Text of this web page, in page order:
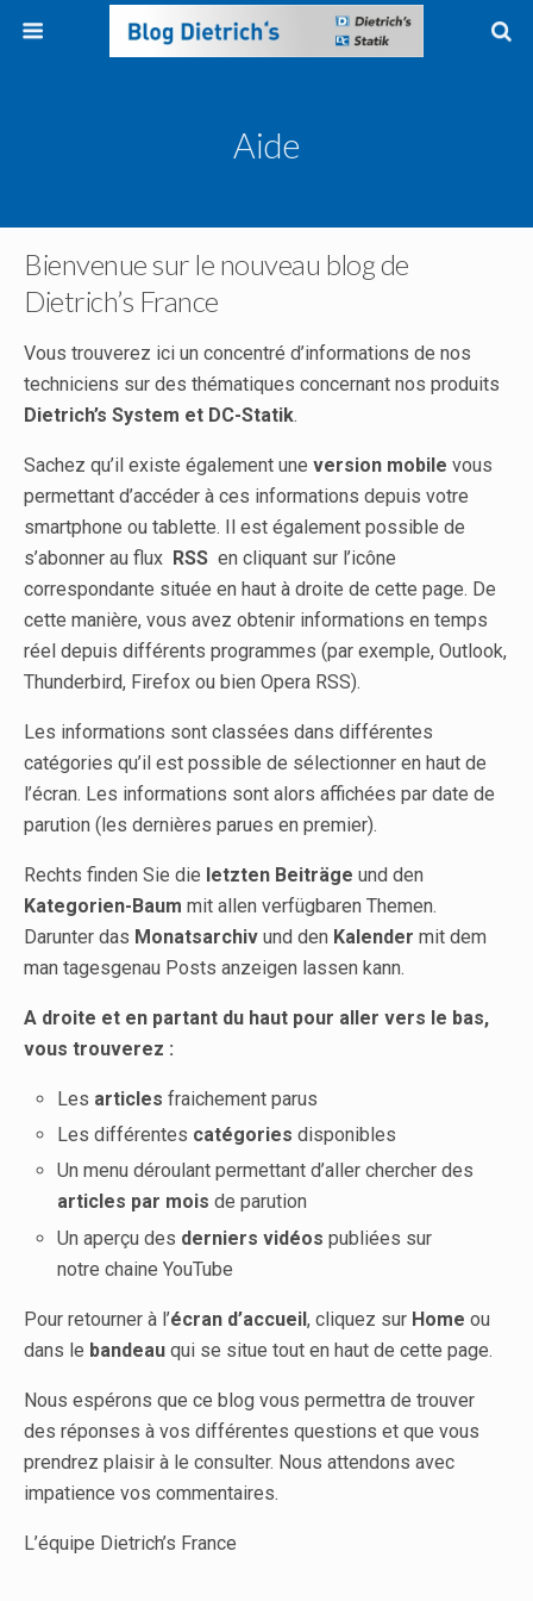
Aide
Bienvenue sur le nouveau blog de
Dietrich’s France
Vous trouverez ici un concentré d’informations de nos
techniciens sur des thématiques concernant nos produits
Dietrich’s System et DC-Statik.
Sachez qu’il existe également une version mobile vous
permettant d’accéder à ces informations depuis votre
smartphone ou tablette. Il est également possible de
s’abonner au flux RSS en cliquant sur l’icône
correspondante située en haut à droite de cette page. De
cette manière, vous avez obtenir informations en temps
réel depuis différents programmes (par exemple, Outlook,
Thunderbird, Firefox ou bien Opera RSS).
Les informations sont classées dans différentes
catégories qu’il est possible de sélectionner en haut de
l’écran. Les informations sont alors affichées par date de
parution (les dernières parues en premier).
Rechts finden Sie die letzten Beiträge und den
Kategorien-Baum mit allen verfügbaren Themen.
Darunter das Monatsarchiv und den Kalender mit dem
man tagesgenau Posts anzeigen lassen kann.
A droite et en partant du haut pour aller vers le bas,
vous trouverez :
Les articles fraichement parus
Les différentes catégories disponibles
Un menu déroulant permettant d’aller chercher des
articles par mois de parution
Un aperçu des derniers vidéos publiées sur
notre chaine YouTube
Pour retourner à l’écran d’accueil, cliquez sur Home ou
dans le bandeau qui se situe tout en haut de cette page.
Nous espérons que ce blog vous permettra de trouver
des réponses à vos différentes questions et que vous
prendrez plaisir à le consulter. Nous attendons avec
impatience vos commentaires.
L’équipe Dietrich’s France